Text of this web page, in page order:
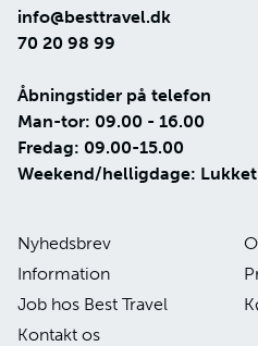
info@besttravel.dk
70 20 98 99
Åbningstider på telefon
Man-tor: 09.00 - 16.00
Fredag: 09.00-15.00
Weekend/helligdage: Lukket
Nyhedsbrev
Information
Job hos Best Travel
Kontakt os